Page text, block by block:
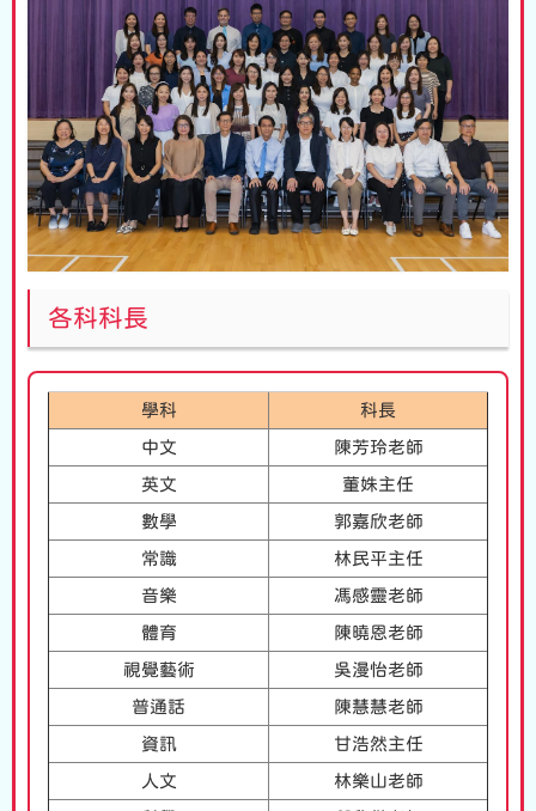
各科科長
學科 科長
中文 陳芳玲老師
英文 董姝主任
數學 郭嘉欣老師
常識 林民平主任
音樂 馮感靈老師
體育 陳曉恩老師
視覺藝術 吳漫怡老師
普通話 陳慧慧老師
資訊 甘浩然主任
人文 林樂山老師